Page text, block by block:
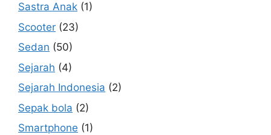
Sastra Anak (1)
Scooter (23)
Sedan (50)
Sejarah (4)
Sejarah Indonesia (2)
Sepak bola (2)
Smartphone (1)